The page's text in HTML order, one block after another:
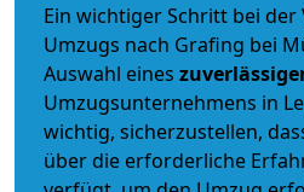
Ein wichtiger Schritt bei
Umzugs nach Grafing bei
Auswahl eines
Umzugsunternehmens in
wichtig, sicherzustellen,
über die erforderliche